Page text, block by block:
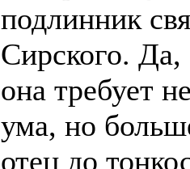
подлинник
Сирского. Да,
она требует
ума, но
отец до